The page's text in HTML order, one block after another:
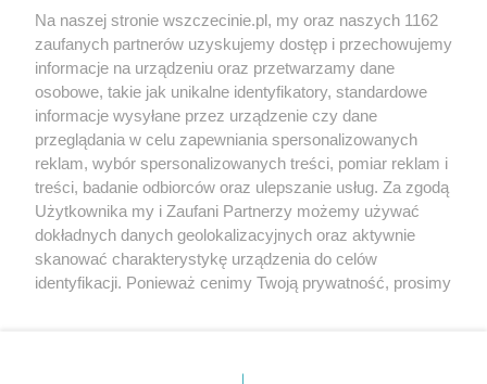
Wernisaże
Więcej
Specjalny koncert z okazji
20. urodzin portalu
wSzczecinie.pl
Regulamin konkursów
śniadaniówka "Hej
Szczecin! Jest piątek!"
Partnerzy
Praca Szczecin
Na naszej stronie wszczecinie.pl, my oraz naszych 1162
zaufanych partnerów uzyskujemy dostęp i przechowujemy
informacje na urządzeniu oraz przetwarzamy dane
osobowe, takie jak unikalne identyfikatory, standardowe
informacje wysyłane przez urządzenie czy dane
przeglądania w celu zapewniania spersonalizowanych
reklam, wybór spersonalizowanych treści, pomiar reklam i
treści, badanie odbiorców oraz ulepszanie usług. Za zgodą
Użytkownika my i Zaufani Partnerzy możemy używać
dokładnych danych geolokalizacyjnych oraz aktywnie
skanować charakterystykę urządzenia do celów
identyfikacji. Ponieważ cenimy Twoją prywatność, prosimy
prywatności znajdujący się w lewym dolnym rogu strony